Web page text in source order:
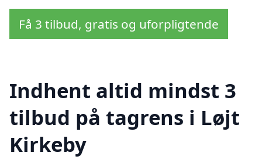
Få 3 tilbud, gratis og uforpligtende
Indhent altid mindst 3
tilbud på tagrens i Løjt
Kirkeby